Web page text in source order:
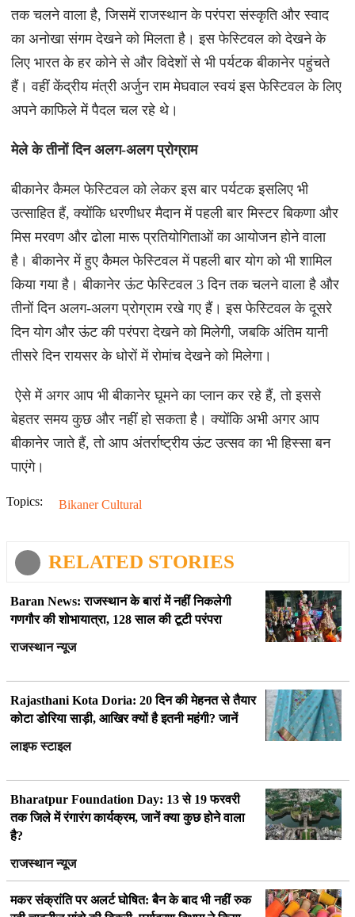
तक चलने वाला है, जिसमें राजस्थान के परंपरा संस्कृति और स्वाद
का अनोखा संगम देखने को मिलता है। इस फेस्टिवल को देखने के
लिए भारत के हर कोने से और विदेशों से भी पर्यटक बीकानेर पहुंचते
हैं। वहीं केंद्रीय मंत्री अर्जुन राम मेघवाल स्वयं इस फेस्टिवल के लिए
अपने काफिले में पैदल चल रहे थे।
मेले के तीनों दिन अलग-अलग प्रोग्राम
बीकानेर कैमल फेस्टिवल को लेकर इस बार पर्यटक इसलिए भी
उत्साहित हैं, क्योंकि धरणीधर मैदान में पहली बार मिस्टर बिकणा और
मिस मरवण और ढोला मारू प्रतियोगिताओं का आयोजन होने वाला
है। बीकानेर में हुए कैमल फेस्टिवल में पहली बार योग को भी शामिल
किया गया है। बीकानेर ऊंट फेस्टिवल 3 दिन तक चलने वाला है और
तीनों दिन अलग-अलग प्रोग्राम रखे गए हैं। इस फेस्टिवल के दूसरे
दिन योग और ऊंट की परंपरा देखने को मिलेगी, जबकि अंतिम यानी
तीसरे दिन रायसर के धोरों में रोमांच देखने को मिलेगा।
ऐसे में अगर आप भी बीकानेर घूमने का प्लान कर रहे हैं, तो इससे
बेहतर समय कुछ और नहीं हो सकता है। क्योंकि अभी अगर आप
बीकानेर जाते हैं, तो आप अंतर्राष्ट्रीय ऊंट उत्सव का भी हिस्सा बन
पाएंगे।
Topics: Bikaner Cultural
RELATED STORIES
Baran News: राजस्थान के बारां में नहीं निकलेगी
गणगौर की शोभायात्रा, 128 साल की टूटी परंपरा
राजस्थान न्यूज
Rajasthani Kota Doria: 20 दिन की मेहनत से तैयार
कोटा डोरिया साड़ी, आखिर क्यों है इतनी महंगी? जानें
लाइफ स्टाइल
Bharatpur Foundation Day: 13 से 19 फरवरी
तक जिले में रंगारंग कार्यक्रम, जानें क्या कुछ होने वाला
है?
राजस्थान न्यूज
मकर संक्रांति पर अलर्ट घोषित: बैन के बाद भी नहीं रुक